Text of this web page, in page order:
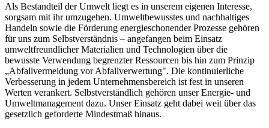
Als Bestandteil der Umwelt liegt es in unserem eigenen Interesse,
sorgsam mit ihr umzugehen. Umweltbewusstes und nachhaltiges
Handeln sowie die Förderung energieschonender Prozesse gehören
für uns zum Selbstverständnis – angefangen beim Einsatz
umweltfreundlicher Materialien und Technologien über die
bewusste Verwendung begrenzter Ressourcen bis hin zum Prinzip
„Abfallvermeidung vor Abfallverwertung". Die kontinuierliche
Verbesserung in jedem Unternehmensbereich ist fest in unseren
Werten verankert. Selbstverständlich gehören unser Energie- und
Umweltmanagement dazu. Unser Einsatz geht dabei weit über das
gesetzlich geforderte Mindestmaß hinaus.